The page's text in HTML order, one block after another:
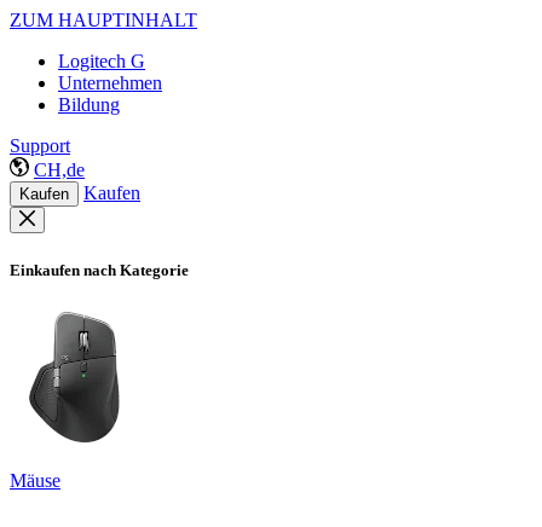
ZUM HAUPTINHALT
Logitech G
Unternehmen
Bildung
Support
CH,de
Kaufen Kaufen
Einkaufen nach Kategorie
Mäuse